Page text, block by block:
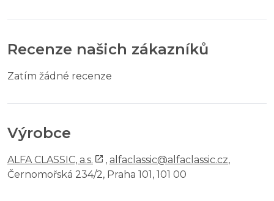
Recenze našich zákazníků
Zatím žádné recenze
Výrobce
ALFA CLASSIC, a.s. , alfaclassic@alfaclassic.cz,
Černomořská 234/2, Praha 101, 101 00